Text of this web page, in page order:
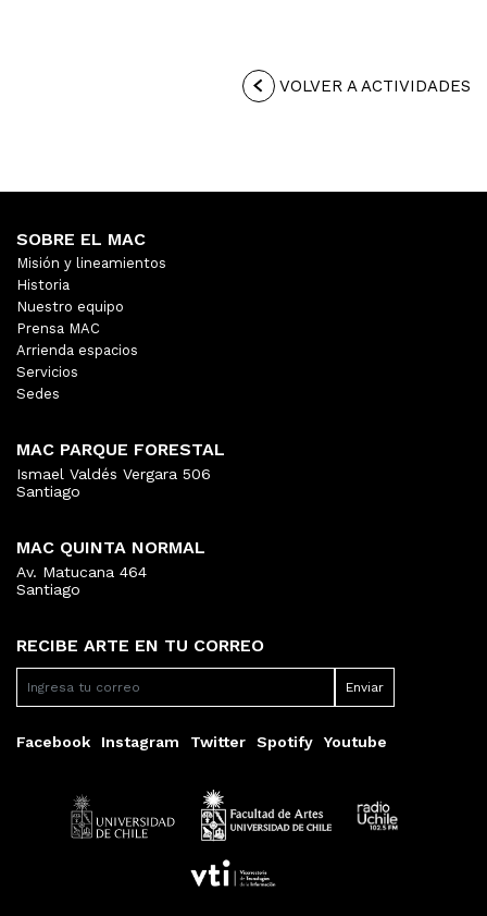
VOLVER A ACTIVIDADES
RECIBE ARTE EN TU CORREO
Facebook Instagram Twitter Spotify Youtube
SOBRE EL MAC
Misión y lineamientos
Historia
Nuestro equipo
Prensa MAC
Arrienda espacios
Servicios
Sedes
MAC PARQUE FORESTAL
Ismael Valdés Vergara 506
Santiago
MAC QUINTA NORMAL
Av. Matucana 464
Santiago